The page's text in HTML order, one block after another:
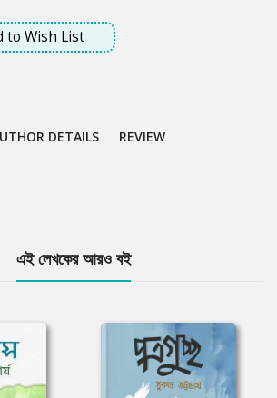
to Wish List
DETAILS REVIEW
এই লেখকের আরও বই